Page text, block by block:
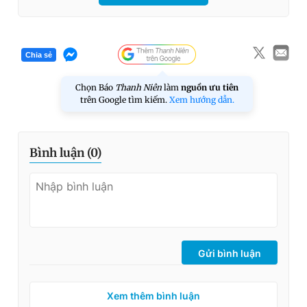
Chia sẻ
Chọn Báo Thanh Niên làm nguồn ưu tiên
trên Google tìm kiếm. Xem hướng dẫn.
Bình luận (0)
Gửi bình luận
Xem thêm bình luận